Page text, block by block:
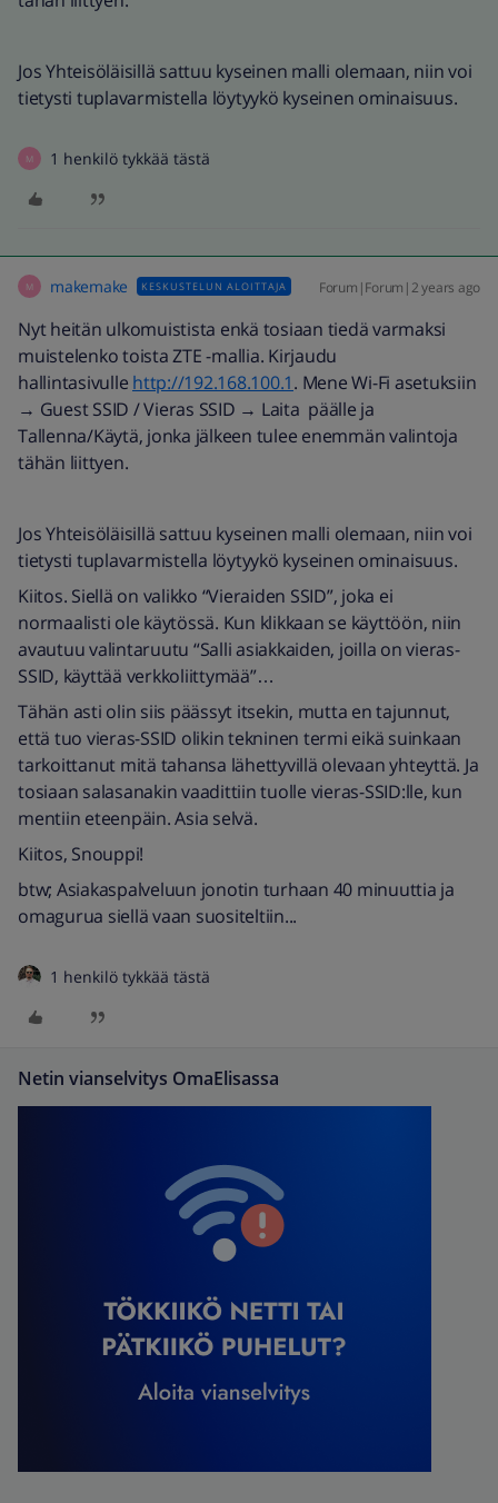
Jos Yhteisöläisillä sattuu kyseinen malli olemaan, niin voi
tietysti tuplavarmistella löytyykö kyseinen ominaisuus.
M 1 henkilö tykkää tästä
M makemake KESKUSTELUN ALOITTAJA Forum|Forum|2 years ago
Nyt heitän ulkomuistista enkä tosiaan tiedä varmaksi
muistelenko toista ZTE -mallia. Kirjaudu
hallintasivulle http://192.168.100.1. Mene Wi-Fi asetuksiin
→ Guest SSID / Vieras SSID → Laita päälle ja
Tallenna/Käytä, jonka jälkeen tulee enemmän valintoja
tähän liittyen.
Jos Yhteisöläisillä sattuu kyseinen malli olemaan, niin voi
tietysti tuplavarmistella löytyykö kyseinen ominaisuus.
Kiitos. Siellä on valikko “Vieraiden SSID”, joka ei
normaalisti ole käytössä. Kun klikkaan se käyttöön, niin
avautuu valintaruutu “Salli asiakkaiden, joilla on vieras-
SSID, käyttää verkkoliittymää”…
Tähän asti olin siis päässyt itsekin, mutta en tajunnut,
että tuo vieras-SSID olikin tekninen termi eikä suinkaan
tarkoittanut mitä tahansa lähettyvillä olevaan yhteyttä. Ja
tosiaan salasanakin vaadittiin tuolle vieras-SSID:lle, kun
mentiin eteenpäin. Asia selvä.
Kiitos, Snouppi!
btw; Asiakaspalveluun jonotin turhaan 40 minuuttia ja
omagurua siellä vaan suositeltiin...
1 henkilö tykkää tästä
Netin vianselvitys OmaElisassa